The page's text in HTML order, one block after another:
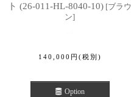
ト (26-011-HL-8040-10) [ブラウ
ン]
140,000 円 (税別)
Option